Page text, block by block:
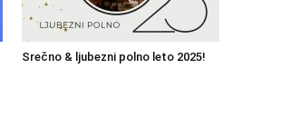
Srečno & ljubezni polno leto 2025!